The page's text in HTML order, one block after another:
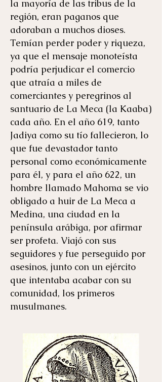
la mayoría de las tribus de la
región, eran paganos que
adoraban a muchos dioses.
Temían perder poder y riqueza,
ya que el mensaje monoteísta
podría perjudicar el comercio
que atraía a miles de
comerciantes y peregrinos al
santuario de La Meca (la Kaaba)
cada año. En el año 619, tanto
Jadiya como su tío fallecieron, lo
que fue devastador tanto
personal como económicamente
para él, y para el año 622, un
hombre llamado Mahoma se vio
obligado a huir de La Meca a
Medina, una ciudad en la
península arábiga, por afirmar
ser profeta. Viajó con sus
seguidores y fue perseguido por
asesinos, junto con un ejército
que intentaba acabar con su
comunidad, los primeros
musulmanes.